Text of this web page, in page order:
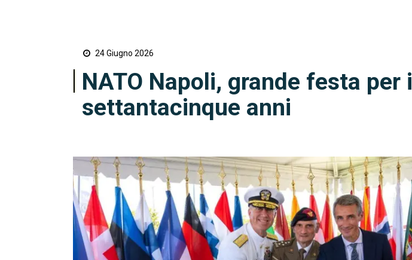
24 Giugno 2026
NATO Napoli, grande festa per i
settantacinque anni